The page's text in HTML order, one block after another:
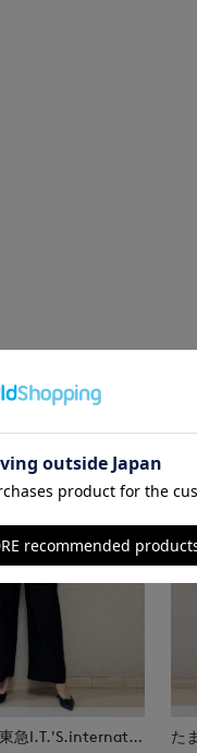
たまプラーザ東急I.T.'S.international